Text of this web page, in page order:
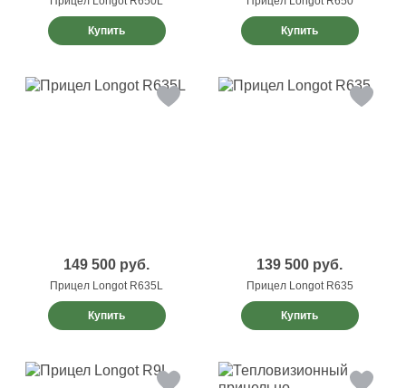
Купить Купить
149 500 руб.
Прицел Longot R635L
Купить
139 500 руб.
Прицел Longot R635
Купить